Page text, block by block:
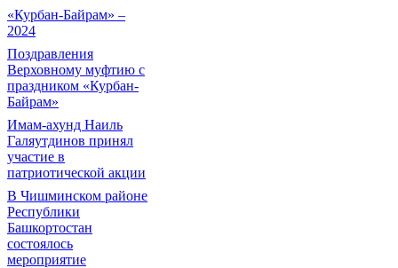
«Курбан-Байрам» –
2024
Поздравления
Верховному муфтию с
праздником «Курбан-
Байрам»
Имам-ахунд Наиль
Галяутдинов принял
участие в
патриотической акции
В Чишминском районе
Республики
Башкортостан
состоялось
мероприятие